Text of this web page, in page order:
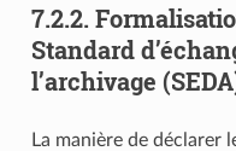
7.2.2.
Standard
l’archivage
La manière de déclarer